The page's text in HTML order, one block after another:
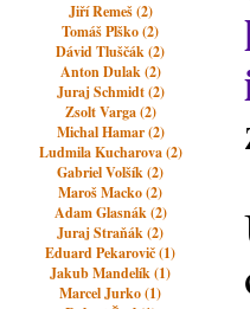
Jiří Remeš (2)
Tomáš Plško (2)
Dávid Tluščák (2)
Anton Dulak (2)
Juraj Schmidt (2)
Zsolt Varga (2)
Michal Hamar (2)
Ludmila Kucharova (2)
Gabriel Volšík (2)
Maroš Macko (2)
Adam Glasnák (2)
Juraj Straňák (2)
Eduard Pekarovič (1)
Jakub Mandelík (1)
Marcel Jurko (1)